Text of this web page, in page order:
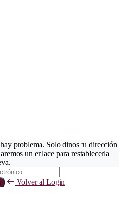
problema. Solo dinos tu dirección
un enlace para restablecerla
Volver al Login